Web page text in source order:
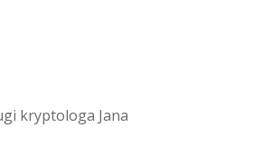
kryptologa Jana